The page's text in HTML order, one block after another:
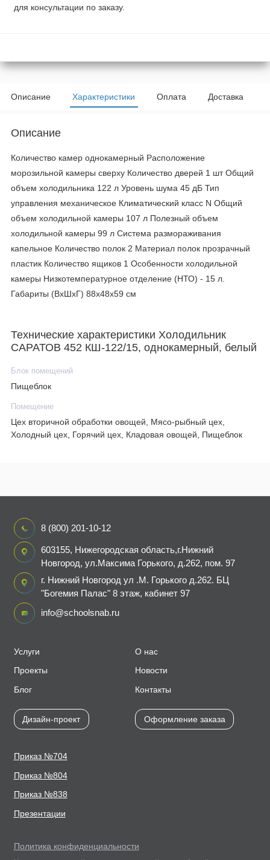
для консультации по заказу.
Описание Характеристики Оплата Доставка
Описание
Количество камер однокамерный Расположение
морозильной камеры сверху Количество дверей 1 шт Общий
объем холодильника 122 л Уровень шума 45 дБ Тип
управления механическое Климатический класс N Общий
объем холодильной камеры 107 л Полезный объем
холодильной камеры 99 л Система размораживания
капельное Количество полок 2 Материал полок прозрачный
пластик Количество ящиков 1 Особенности холодильной
камеры Низкотемпературное отделение (НТО) - 15 л.
Габариты (ВхШхГ) 88х48х59 см
Технические характеристики Холодильник
САРАТОВ 452 КШ-122/15, однокамерный, белый
Блок помещений
Пищеблок
Помещение
Цех вторичной обработки овощей, Мясо-рыбный цех,
Холодный цех, Горячий цех, Кладовая овощей, Пищеблок
Услуги
Проекты
Блог
Дизайн-проект
О нас
Новости
Контакты
Оформление заказа
Приказ №704
Приказ №804
Приказ №838
Презентации
8 (800) 201-10-12
603155, Нижегородская область,г.Нижний
Новгород, ул.Максима Горького, д.262, пом. 97
г. Нижний Новгород ул .М. Горького д.262. БЦ
"Богемия Палас" 8 этаж, кабинет 97
info@schoolsnab.ru
Политика конфиденциальности